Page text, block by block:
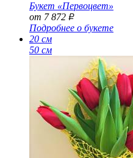
Букет «Первоцвет»
от 7 872 Р
Подробнее о букете
20 см
50 см